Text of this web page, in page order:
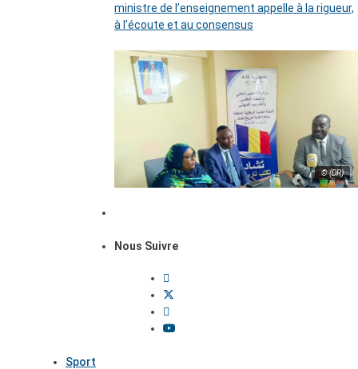
ministre de l’enseignement appelle à la rigueur,
à l’écoute et au consensus
© (DR)
Nous Suivre
Sport